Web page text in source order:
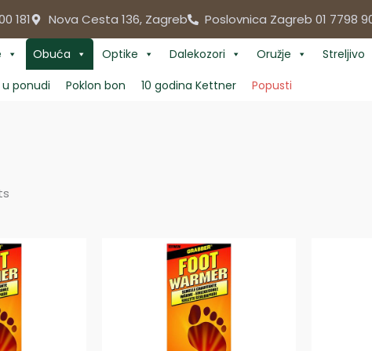
181 Nova Cesta 136, Zagreb Poslovnica Zagreb 01 7798
Obuća Optike Dalekozori Oružje Streljivo
u ponudi Poklon bon 10 godina Kettner Popusti